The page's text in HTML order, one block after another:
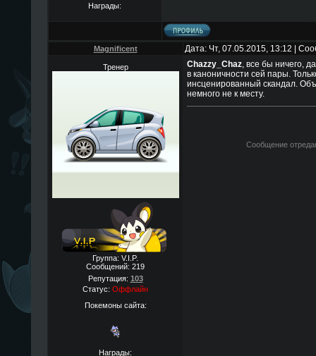
Награды:
Magnificent Дата: Чт, 07.05.2015, 13:12 |
Тренер
Группа: V.I.P.
Сообщений: 219
Репутация: 103
Статус: Оффлайн
Покемоны сайта:
Награды:
Chazzy_Chaz, все бы ничего,
в каноничности сей пары.
инсценированный скандал.
немного не к месту.
Сообщение